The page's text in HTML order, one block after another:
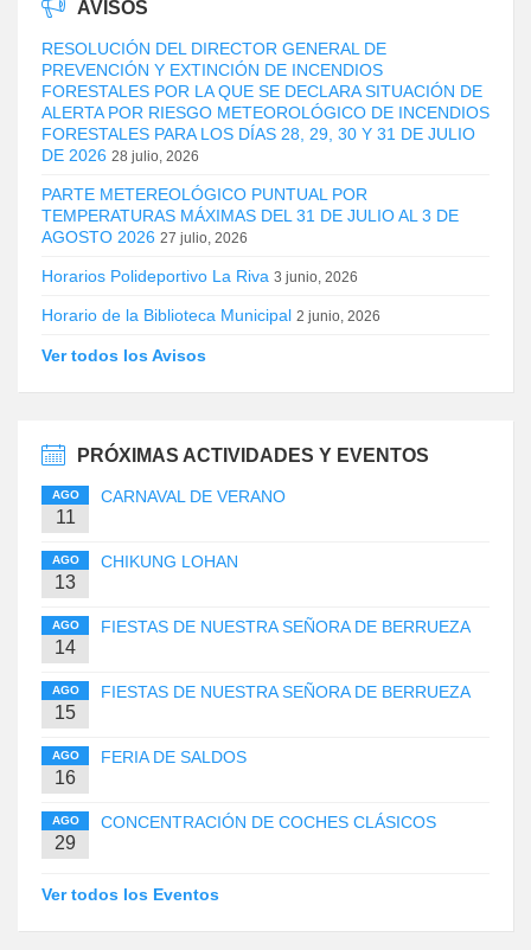
AVISOS
RESOLUCIÓN DEL DIRECTOR GENERAL DE
PREVENCIÓN Y EXTINCIÓN DE INCENDIOS
FORESTALES POR LA QUE SE DECLARA SITUACIÓN DE
ALERTA POR RIESGO METEOROLÓGICO DE INCENDIOS
FORESTALES PARA LOS DÍAS 28, 29, 30 Y 31 DE JULIO
DE 2026 28 julio, 2026
PARTE METEREOLÓGICO PUNTUAL POR
TEMPERATURAS MÁXIMAS DEL 31 DE JULIO AL 3 DE
AGOSTO 2026 27 julio, 2026
Horarios Polideportivo La Riva 3 junio, 2026
Horario de la Biblioteca Municipal 2 junio, 2026
Ver todos los Avisos
PRÓXIMAS ACTIVIDADES Y EVENTOS
AGO
11
CARNAVAL DE VERANO
AGO
13
CHIKUNG LOHAN
AGO
14
FIESTAS DE NUESTRA SEÑORA DE BERRUEZA
AGO
15
FIESTAS DE NUESTRA SEÑORA DE BERRUEZA
AGO
16
FERIA DE SALDOS
AGO
29
CONCENTRACIÓN DE COCHES CLÁSICOS
Ver todos los Eventos